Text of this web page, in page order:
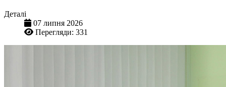
Деталі
07 липня 2026
Перегляди: 331